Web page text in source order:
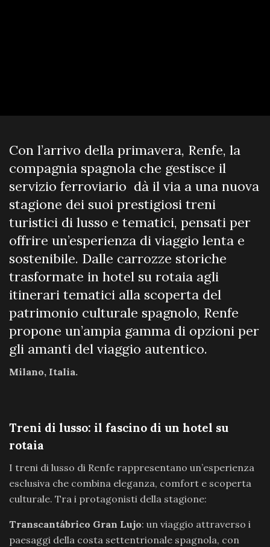
Con l’arrivo della primavera, Renfe, la
compagnia spagnola che gestisce il
servizio ferroviario dà il via a una nuova
stagione dei suoi prestigiosi treni
turistici di lusso e tematici, pensati per
offrire un’esperienza di viaggio lenta e
sostenibile. Dalle carrozze storiche
trasformate in hotel su rotaia agli
itinerari tematici alla scoperta del
patrimonio culturale spagnolo, Renfe
propone un’ampia gamma di opzioni per
gli amanti del viaggio autentico.
Milano, Italia.
Treni di lusso: il fascino di un hotel su
rotaia
I treni di lusso di Renfe rappresentano un’esperienza
esclusiva che combina eleganza, comfort e scoperta
culturale. Tra i protagonisti della stagione:
Transcantábrico Gran Lujo: un viaggio attraverso i
paesaggi della costa settentrionale spagnola, con